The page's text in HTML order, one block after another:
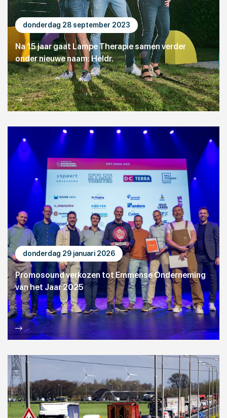
donderdag 28 september 2023
Na 15 jaar gaat Lampe Therapie samen verder
onder nieuwe naam: Heldr.
donderdag 29 januari 2026
Promosound verkozen tot Emmense Onderneming
van het Jaar 2025